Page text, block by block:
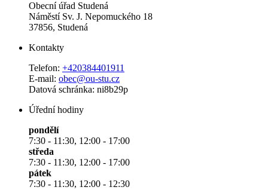
Obecní úřad Studená
Náměstí Sv. J. Nepomuckého 18
37856, Studená
Kontakty
Telefon: +420384401911
E-mail: obec@ou-stu.cz
Datová schránka: ni8b29p
Úřední hodiny
pondělí
7:30 - 11:30, 12:00 - 17:00
středa
7:30 - 11:30, 12:00 - 17:00
pátek
7:30 - 11:30, 12:00 - 12:30